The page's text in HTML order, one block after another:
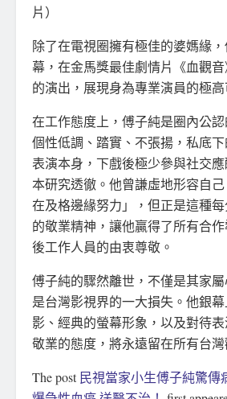
片）
除了在電視圈擁有極佳的婆媽緣
幕，在金馬獎最佳劇情片《血觀
的演出，展現身為專業演員的極高
在工作態度上，傅子純是圈內公
個性低調、踏實、不張揚，私底
表演本身，下戲後極少參與社交
本研究透徹。他曾謙虛地形容自
在及格邊緣努力」，但正是這種
的敬業精神，讓他贏得了所有合
後工作人員的由衷尊敬。
傅子純的驟然離世，不僅是其家
是台灣影視界的一大損失。他銀
影、經典的螢幕形象，以及對待
敬業的態度，將永遠留在所有台灣
The post民視當家小生傅子純驚